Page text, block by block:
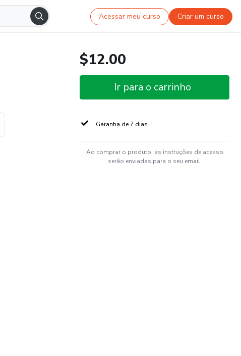
Acessar meu curso Criar um curso
$12.00
Ir para o carrinho
Garantia de 7 dias
Ao comprar o produto, as instruções de acesso
serão enviadas para o seu email.